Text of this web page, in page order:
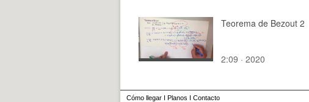
Teorema de Bezout 2
2:09 · 2020
Cómo llegar I Planos I Contacto